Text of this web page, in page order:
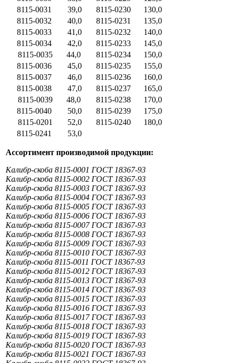
8115-0031
39,0 8115-0230
130,0
8115-0032
40,0 8115-0231
135,0
8115-0033
41,0 8115-0232
140,0
8115-0034
42,0 8115-0233
145,0
8115-0035
44,0 8115-0234
150,0
8115-0036
45,0 8115-0235
155,0
8115-0037
46,0 8115-0236
160,0
8115-0038
47,0 8115-0237
165,0
8115-0039
48,0 8115-0238
170,0
8115-0040
50,0 8115-0239
175,0
8115-0201
52,0 8115-0240
180,0
8115-0241
53,0
Ассортимент производимой продукции:
Калибр-скоба 8115-0001 ГОСТ 18367-93
Калибр-скоба 8115-0002 ГОСТ 18367-93
Калибр-скоба 8115-0003 ГОСТ 18367-93
Калибр-скоба 8115-0004 ГОСТ 18367-93
Калибр-скоба 8115-0005 ГОСТ 18367-93
Калибр-скоба 8115-0006 ГОСТ 18367-93
Калибр-скоба 8115-0007 ГОСТ 18367-93
Калибр-скоба 8115-0008 ГОСТ 18367-93
Калибр-скоба 8115-0009 ГОСТ 18367-93
Калибр-скоба 8115-0010 ГОСТ 18367-93
Калибр-скоба 8115-0011 ГОСТ 18367-93
Калибр-скоба 8115-0012 ГОСТ 18367-93
Калибр-скоба 8115-0013 ГОСТ 18367-93
Калибр-скоба 8115-0014 ГОСТ 18367-93
Калибр-скоба 8115-0015 ГОСТ 18367-93
Калибр-скоба 8115-0016 ГОСТ 18367-93
Калибр-скоба 8115-0017 ГОСТ 18367-93
Калибр-скоба 8115-0018 ГОСТ 18367-93
Калибр-скоба 8115-0019 ГОСТ 18367-93
Калибр-скоба 8115-0020 ГОСТ 18367-93
Калибр-скоба 8115-0021 ГОСТ 18367-93